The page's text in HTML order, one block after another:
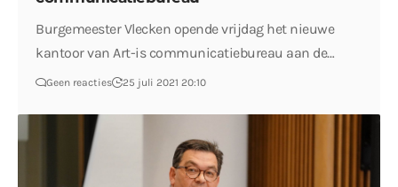
Burgemeester Vlecken opende vrijdag het nieuwe
kantoor van Art-is communicatiebureau aan de…
Geen reacties 25 juli 2021 20:10